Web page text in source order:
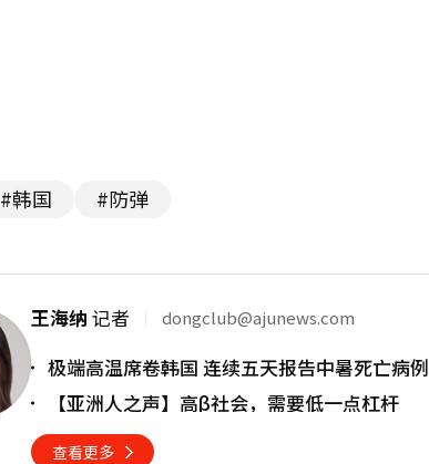
#韩国 #防弹
王海纳 记者 dongclub@ajunews.com
极端高温席卷韩国 连续五天报告中暑死亡病例
【亚洲人之声】高β社会，需要低一点杠杆
查看更多